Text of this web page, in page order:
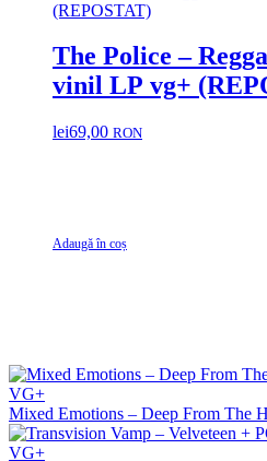
The Police –
vinil LP
lei69,00 RON
Adaugă în coș
Mixed Emotions – Deep From The